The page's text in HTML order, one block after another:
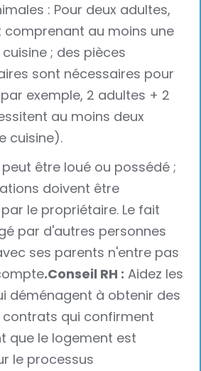
: Pour deux adultes,
comprenant au moins une
; des pièces
sont nécessaires pour
exemple, 2 adultes + 2
au moins deux
cuisine).
être loué ou possédé ;
doivent être
le propriétaire. Le fait
par d'autres personnes
ses parents n'entre pas
.Conseil RH : Aidez les
déménagent à obtenir des
contrats qui confirment
que le logement est
le processus